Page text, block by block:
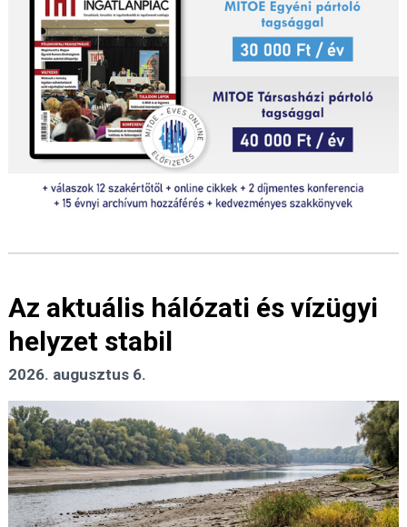
Az aktuális hálózati és vízügyi
helyzet stabil
2026. augusztus 6.